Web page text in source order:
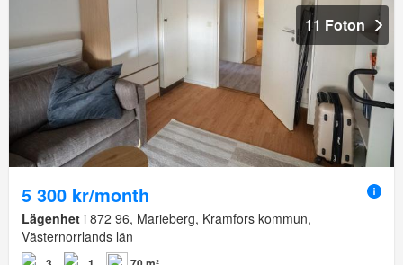
11 Foton
5 300 kr/month
Lägenhet i 872 96, Marieberg, Kramfors kommun,
Västernorrlands län